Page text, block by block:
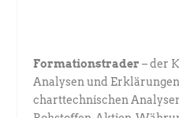
Formationstrader– der
Analysen und
charttechnischen